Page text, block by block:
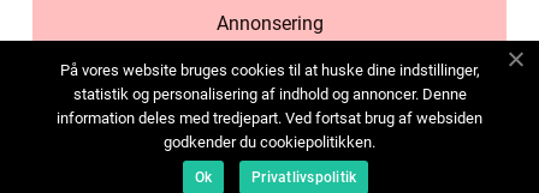
Annonsering
Cookies
Kontakta oss
Sitemap
På vores website bruges cookies til at huske dine indstillinger,
statistik og personalisering af indhold og annoncer. Denne
information deles med tredjepart. Ved fortsat brug af websiden
godkender du cookiepolitikken.
Ok Privatlivspolitik